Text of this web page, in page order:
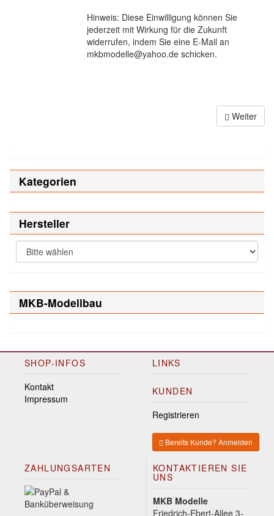
Hinweis: Diese Einwilligung können Sie
jederzeit mit Wirkung für die Zukunft
widerrufen, indem Sie eine E-Mail an
mkbmodelle@yahoo.de schicken.
Weiter
Kategorien
Hersteller
MKB-Modellbau
SHOP-INFOS
Kontakt
Impressum
LINKS
KUNDEN
Registrieren
Bereits Kunde? Anmelden
ZAHLUNGSARTEN KONTAKTIEREN SIE
UNS
MKB Modelle
Friedrich-Ebert-Allee 3-